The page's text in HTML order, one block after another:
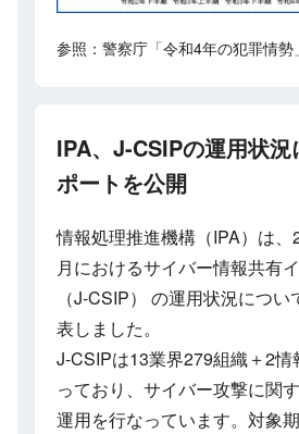
参照：警察庁「令和4年の犯罪情勢」
IPA、J-CSIPの運用状
ポートを公開
情報処理推進機構（IPA）は
月におけるサイバー情報共有
（J-CSIP） の運用状況につ
表しました。
J-CSIPは13業界279組織＋2情
っており、サイバー攻撃に関
運用を行なっています。対象